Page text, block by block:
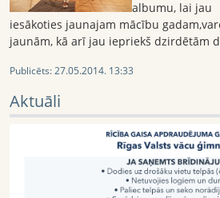
albumu, lai jau
iesākoties jaunajam mācību
jaunām, kā arī jau iepriekš dzirdētām
Publicēts:27.05.2014. 13:33
Aktuāli